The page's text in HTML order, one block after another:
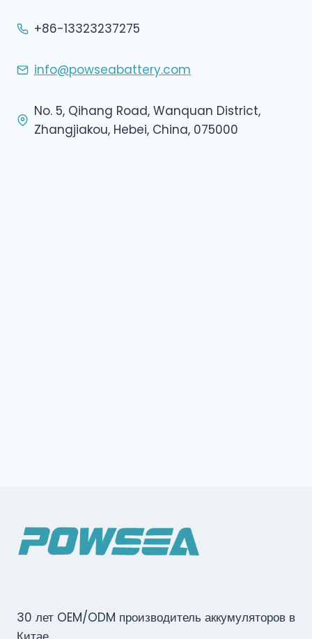
+86-13323237275
info@powseabattery.com
No. 5, Qihang Road, Wanquan District,
Zhangjiakou, Hebei, China, 075000
30 лет OEM/ODM производитель аккумуляторов в